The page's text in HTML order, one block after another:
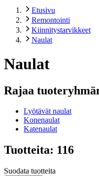
Etusivu
Remontointi
Kiinnitystarvikkeet
Naulat
Naulat
Rajaa
Lyötävät naulat
Konenaulat
Katenaulat
Tuotteita: 116
Suodata tuotteita